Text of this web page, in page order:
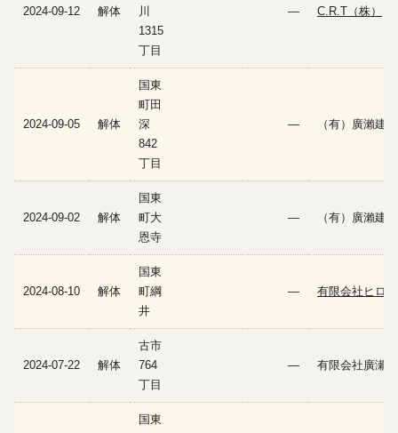
2024-09-12 解体
川
1315
丁目
— C.R.T（株）
2024-09-05 解体
国東
町田
深
842
丁目
— （有）廣瀨建設
2024-09-02 解体
国東
町大
恩寺
— （有）廣瀨建設
2024-08-10 解体
国東
町綱
井
— 有限会社ヒロ
2024-07-22 解体
古市
764
丁目
— 有限会社廣瀬
国東